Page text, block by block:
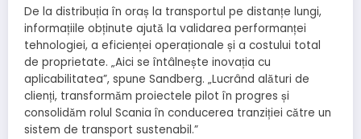
De la distribuția în oraș la transportul pe distanțe lungi,
informațiile obținute ajută la validarea performanței
tehnologiei, a eficienței operaționale și a costului total
de proprietate. „Aici se întâlnește inovația cu
aplicabilitatea”, spune Sandberg. „Lucrând alături de
clienți, transformăm proiectele pilot în progres și
consolidăm rolul Scania în conducerea tranziției către un
sistem de transport sustenabil.”